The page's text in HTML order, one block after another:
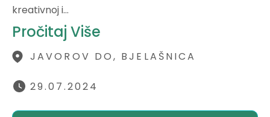
kreativnoj i…
Pročitaj Više
JAVOROV DO, BJELAŠNICA
29.07.2024